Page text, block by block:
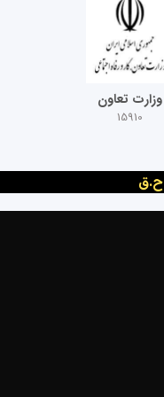
وزارت تعاون
15910
ح.ق